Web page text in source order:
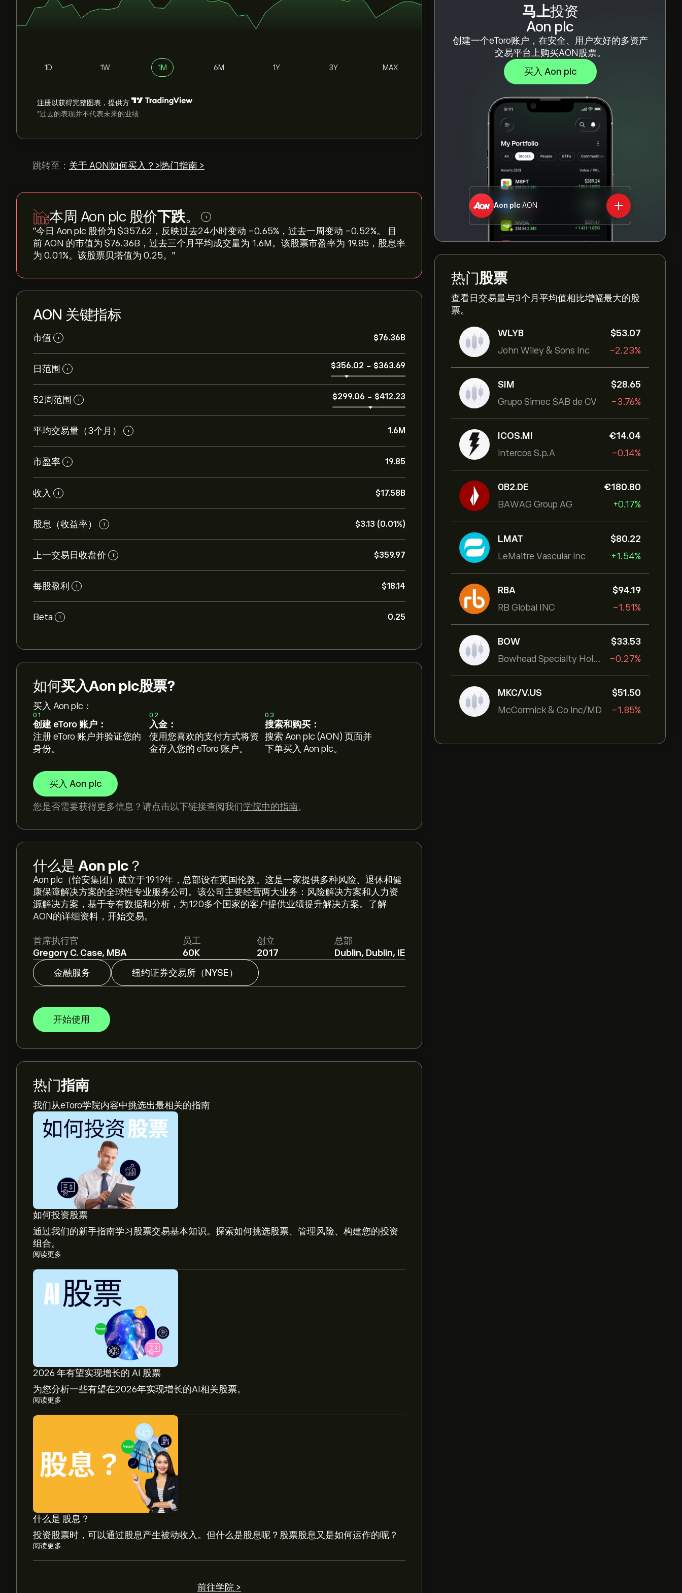
马上投资
Aon plc
创建一个eToro账户，在安全、用户友好的多资产
交易平台上购买AON股票。
买入 Aon plc
Aon plc AON
热门股票
查看日交易量与3个月平均值相比增幅最大的股
票。
WLYB
John Wiley & Sons Inc
‎$‎53.07
-2.23%
SIM
Grupo Simec SAB de CV
‎$‎28.65
-3.76%
ICOS.MI
Intercos S.p.A
‎€‎14.04
-0.14%
0B2.DE
BAWAG Group AG
‎€‎180.80
+0.17%
LMAT
LeMaitre Vascular Inc
‎$‎80.22
+1.54%
RBA
RB Global INC
‎$‎94.19
-1.51%
BOW
Bowhead Specialty Holdings Inc
‎$‎33.53
-0.27%
MKC/V.US
McCormick & Co Inc/MD
‎$‎51.50
-1.85%
1D 1W 1M 6M 1Y 3Y MAX
注册以获得完整图表，提供方
*过去的表现并不代表未来的业绩
跳转至： 关于 AON 如何买入？>热门指南 >
本周 Aon plc 股价下跌。 i
"今日 Aon plc 股价为 ‎$‎357.62，反映过去24小时变动 ‎-0.65‎%，过去一周变动 ‎-0.52‎%。 目
前 AON 的市值为 ‎$‎76.36B，过去三个月平均成交量为 1.6M。该股票市盈率为 19.85，股息率
为 0.01%。该股票贝塔值为 0.25。"
AON 关键指标
市值 i ‎$‎76.36B
日范围 i ‎$‎356.02 - ‎$‎363.69
52周范围 i ‎$‎299.06 - ‎$‎412.23
平均交易量（3个月） i 1.6M
市盈率 i 19.85
收入 i ‎$‎17.58B
股息（收益率） i ‎$‎3.13 (0.01%)
上一交易日收盘价 i ‎$‎359.97
每股盈利 i ‎$‎18.14
Beta i 0.25
如何买入Aon plc股票?
买入 Aon plc：
01
创建 eToro 账户：
注册 eToro 账户并验证您的
身份。
02
入金：
使用您喜欢的支付方式将资
金存入您的 eToro 账户。
03
搜索和购买：
搜索 Aon plc (AON) 页面并
下单买入 Aon plc。
买入 Aon plc
您是否需要获得更多信息？请点击以下链接查阅我们学院中的指南。
什么是 Aon plc？
Aon plc（怡安集团）成立于1919年，总部设在英国伦敦。这是一家提供多种风险、退休和健
康保障解决方案的全球性专业服务公司。该公司主要经营两大业务：风险解决方案和人力资
源解决方案，基于专有数据和分析，为120多个国家的客户提供业绩提升解决方案。了解
AON的详细资料，开始交易。
首席执行官
Gregory C. Case, MBA
员工
60K
创立
2017
总部
Dublin, Dublin, IE
金融服务
纽约证券交易所（NYSE）
开始使用
热门指南
我们从eToro学院内容中挑选出最相关的指南
如何投资股票
通过我们的新手指南学习股票交易基本知识。探索如何挑选股票、管理风险、构建您的投资
组合。
阅读更多
2026 年有望实现增长的 AI 股票
为您分析一些有望在2026年实现增长的AI相关股票。
阅读更多
什么是 股息？
投资股票时，可以通过股息产生被动收入。但什么是股息呢？股票股息又是如何运作的呢？
阅读更多
前往学院 >
AON 现价为‎$‎357.62。
Aon plc 的平均价格目标为‎$‎357.62。
分析师根据市场趋势、财务报告和预期增长对Aon plc的预测。查看最新预测，了解未来价格
Aon plc 市值为 ‎$‎76.36B 美元